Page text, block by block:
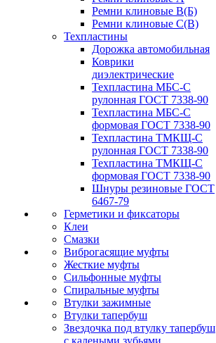
Ремни клиновые В(Б)
Ремни клиновые С(В)
Техпластины
Дорожка автомобильная
Коврики
диэлектрические
Техпластина МБС-С
рулонная ГОСТ 7338-90
Техпластина МБС-С
формовая ГОСТ 7338-90
Техпластина ТМКЩ-С
рулонная ГОСТ 7338-90
Техпластина ТМКЩ-С
формовая ГОСТ 7338-90
Шнуры резиновые ГОСТ
6467-79
Герметики и фиксаторы
Клеи
Смазки
Виброгасящие муфты
Жесткие муфты
Сильфонные муфты
Спиральные муфты
Втулки зажимные
Втулки тапербуш
Звездочка под втулку тапербуш
c калеными зубьями